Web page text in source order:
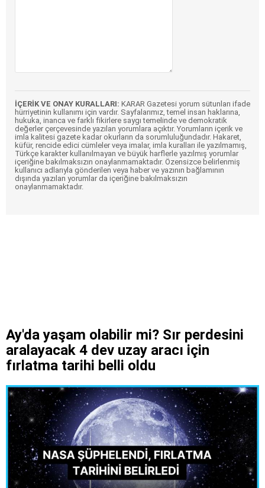
İÇERİK VE ONAY KURALLARI: KARAR Gazetesi yorum sütunları ifade
hürriyetinin kullanımı için vardır. Sayfalarımız, temel insan haklarına,
hukuka, inanca ve farklı fikirlere saygı temelinde ve demokratik
değerler çerçevesinde yazılan yorumlara açıktır. Yorumların içerik ve
imla kalitesi gazete kadar okurların da sorumluluğundadır. Hakaret,
küfür, rencide edici cümleler veya imalar, imla kuralları ile yazılmamış,
Türkçe karakter kullanılmayan ve büyük harflerle yazılmış yorumlar
içeriğine bakılmaksızın onaylanmamaktadır. Özensizce belirlenmiş
kullanıcı adlarıyla gönderilen veya haber ve yazının bağlamının
dışında yazılan yorumlar da içeriğine bakılmaksızın
onaylanmamaktadır.
Ay'da yaşam olabilir mi? Sır perdesini
aralayacak 4 dev uzay aracı için
fırlatma tarihi belli oldu